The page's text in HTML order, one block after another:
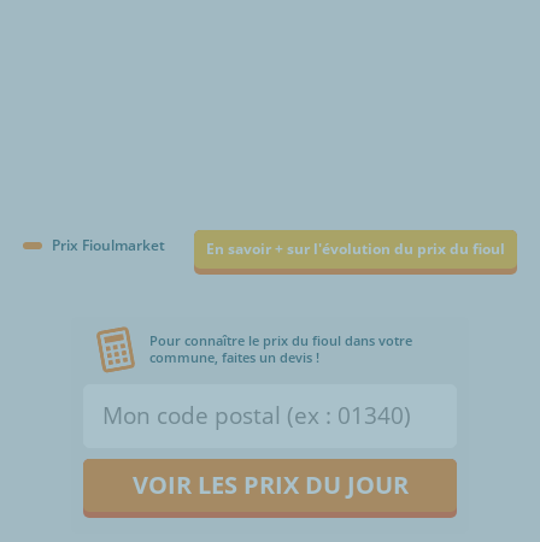
Prix Fioulmarket En savoir + sur l'évolution du prix du fioul
Pour connaître le prix du fioul dans votre
commune, faites un devis !
VOIR LES PRIX DU JOUR